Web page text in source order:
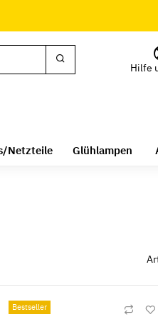
Hilfe
Netzteile Glühlampen
Bestseller